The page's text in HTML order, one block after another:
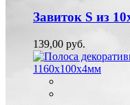
Завиток S из
139,00 руб.